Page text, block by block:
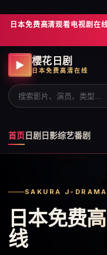
日本免费高清观看电视剧在
▶ 樱花日剧
日本免费高清在线
首页日剧 日影综艺番剧
SAKURA J-
日本免费
线